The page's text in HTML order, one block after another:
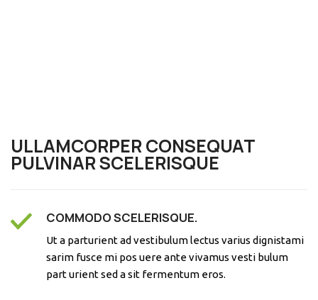
ULLAMCORPER CONSEQUAT
PULVINAR SCELERISQUE
COMMODO SCELERISQUE.
Ut a parturient ad vestibulum lectus varius dignistami
sarim fusce mi pos uere ante vivamus vesti bulum
part urient sed a sit fermentum eros.